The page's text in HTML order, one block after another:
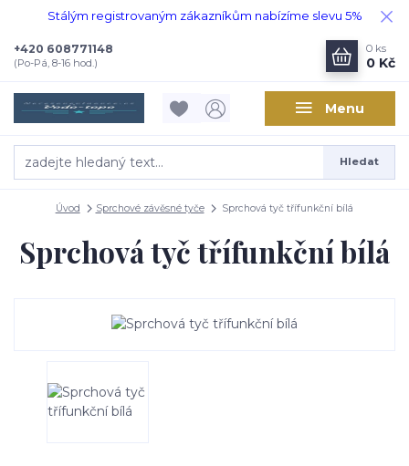
Stálým registrovaným zákazníkům nabízíme slevu 5%
Menu
Hledat
+420 608771148
(Po-Pá, 8-16 hod.)
0 ks
0 Kč
Úvod Sprchové závěsné tyče Sprchová tyč třífunkční bílá
Sprchová tyč třífunkční bílá